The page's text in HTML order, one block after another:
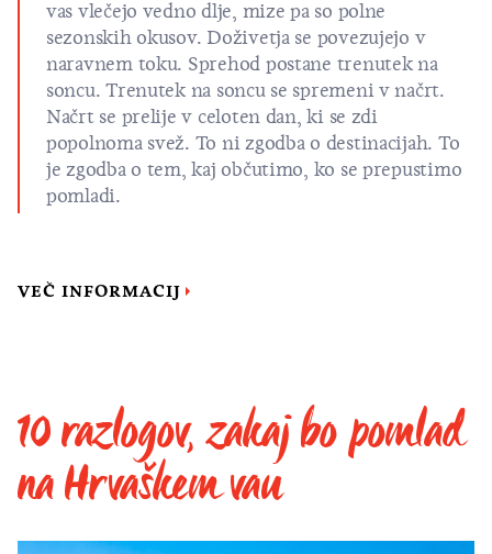
vas vlečejo vedno dlje, mize pa so polne
sezonskih okusov. Doživetja se povezujejo v
naravnem toku. Sprehod postane trenutek na
soncu. Trenutek na soncu se spremeni v načrt.
Načrt se prelije v celoten dan, ki se zdi
popolnoma svež. To ni zgodba o destinacijah. To
je zgodba o tem, kaj občutimo, ko se prepustimo
pomladi.
VEČ INFORMACIJ
10 razlogov, zakaj bo pomlad
na Hrvaškem vau